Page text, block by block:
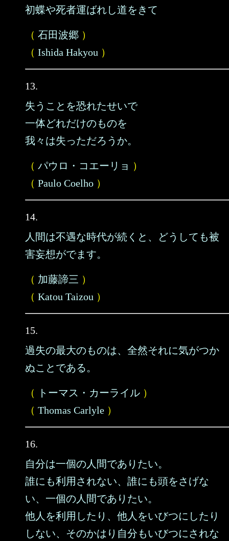
初蝶や死者運ばれし道をきて
（ 石田波郷 ）
（ Ishida Hakyou ）
13.
失うことを恐れたせいで
一体どれだけのものを
我々は失っただろうか。
（ パウロ・コエーリョ ）
（ Paulo Coelho ）
14.
人間は不遇な時代が続くと、どうしても被
害妄想がでます。
（ 加藤諦三 ）
（ Katou Taizou ）
15.
過失の最大のものは、全然それに気がつか
ぬことである。
（ トーマス・カーライル ）
（ Thomas Carlyle ）
16.
自分は一個の人間でありたい。
誰にも利用されない、誰にも頭をさげな
い、一個の人間でありたい。
他人を利用したり、他人をいびつにしたり
しない、そのかはり自分もいびつにされな